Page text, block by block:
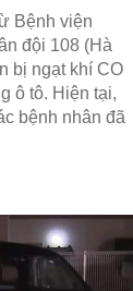
Bệnh viện
đội 108 (Hà
bị ngạt khí CO
ô tô. Hiện tại,
bệnh nhân đã